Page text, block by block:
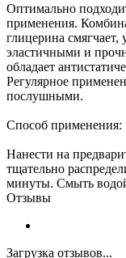
Оптимально
применения.
глицерина смягчает,
эластичными и
обладает
Регулярное
послушными.
Способ применения:
Нанести на
тщательно
минуты. Смыть
Отзывы
Загрузка отзывов...